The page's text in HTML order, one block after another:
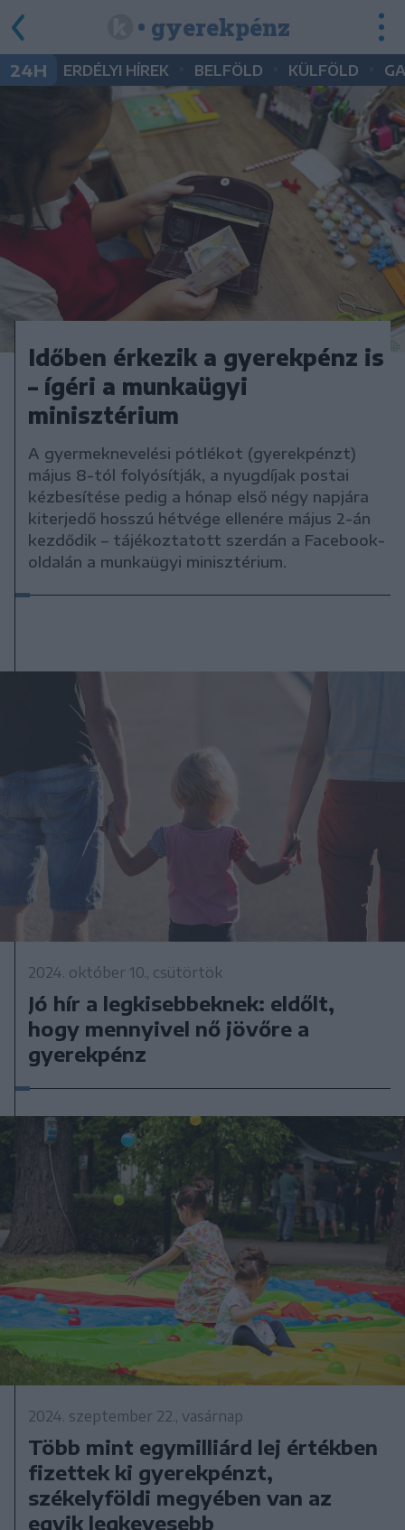
• gyerekpénz
24H ERDÉLYI HÍREK BELFÖLD KÜLFÖLD
Időben érkezik a gyerekpénz is
– ígéri a munkaügyi
minisztérium
A gyermeknevelési pótlékot (gyerekpénzt)
május 8-tól folyósítják, a nyugdíjak postai
kézbesítése pedig a hónap első négy napjára
kiterjedő hosszú hétvége ellenére május 2-án
kezdődik – tájékoztatott szerdán a Facebook-
oldalán a munkaügyi minisztérium.
2024. október 10., csütörtök
Jó hír a legkisebbeknek: eldőlt,
hogy mennyivel nő jövőre a
gyerekpénz
2024. szeptember 22., vasárnap
Több mint egymilliárd lej értékben
fizettek ki gyerekpénzt,
székelyföldi megyében van az
egyik legkevesebb